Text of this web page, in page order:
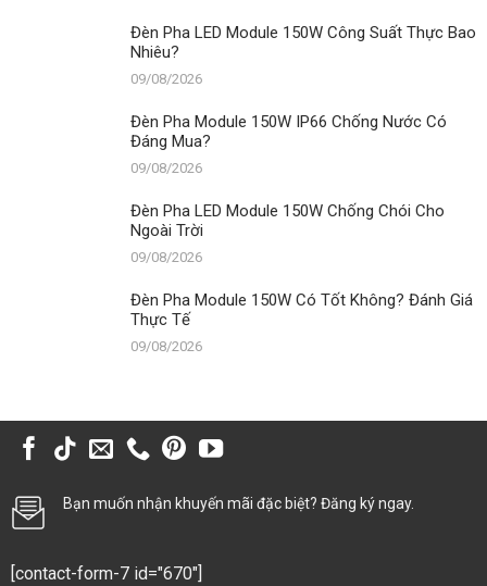
Đèn Pha LED Module 150W Công Suất Thực Bao
Nhiêu?
09/08/2026
Đèn Pha Module 150W IP66 Chống Nước Có
Đáng Mua?
09/08/2026
Đèn Pha LED Module 150W Chống Chói Cho
Ngoài Trời
09/08/2026
Đèn Pha Module 150W Có Tốt Không? Đánh Giá
Thực Tế
09/08/2026
Bạn muốn nhận khuyến mãi đặc biệt? Đăng ký ngay.
[contact-form-7 id="670"]